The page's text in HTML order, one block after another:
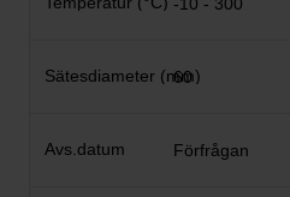
60
Förfrågan